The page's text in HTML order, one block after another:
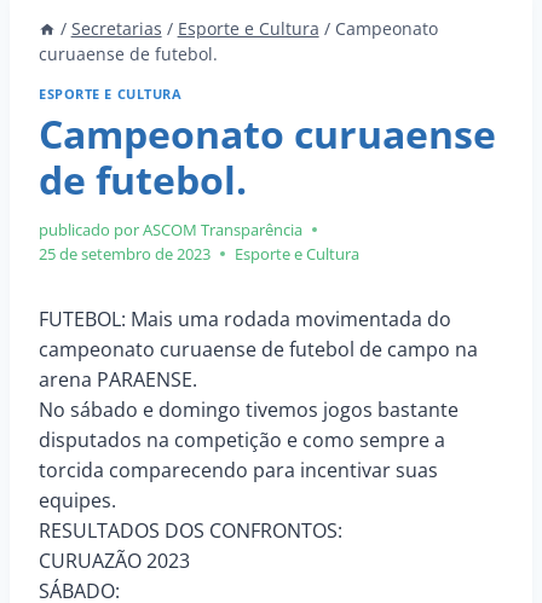
/ Secretarias / Esporte e Cultura / Campeonato
curuaense de futebol.
ESPORTE E CULTURA
Campeonato curuaense
de futebol.
publicado por ASCOM Transparência
25 de setembro de 2023
Esporte e Cultura
FUTEBOL: Mais uma rodada movimentada do
campeonato curuaense de futebol de campo na
arena PARAENSE.
No sábado e domingo tivemos jogos bastante
disputados na competição e como sempre a
torcida comparecendo para incentivar suas
equipes.
RESULTADOS DOS CONFRONTOS:
CURUAZÃO 2023
SÁBADO: